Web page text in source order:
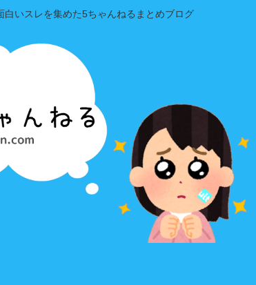
白いスレを集めた5ちゃんねるまとめブログ